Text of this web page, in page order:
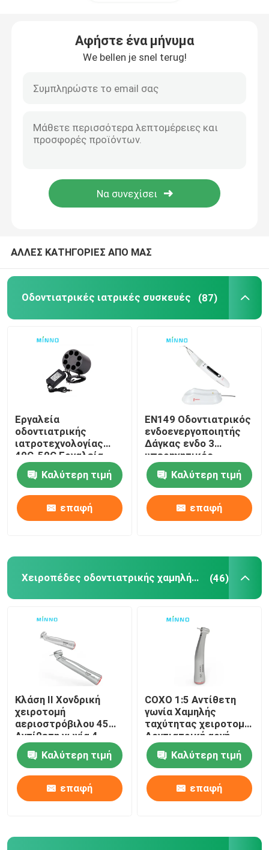
Οδοντιατρική μικροκινητική
Ενέτρηση οδοντικής αναισθησίας
Οδοντική μηχανή μοσχευμάτων
Οδοντικά εξαρτήματα
Obturation σύστημα
Αφήστε ένα μήνυμα
We bellen je snel terug!
ΑΛΛΕΣ ΚΑΤΗΓΟΡΙΕΣ ΑΠΟ ΜΑΣ
Οδοντιατρικές ιατρικές συσκευές (87)
Εργαλεία
οδοντιατρικής
ιατροτεχνολογίας
40C-50C Εργαλεία
οδοντιατρικής
ιατροτεχνίας
Καλύτερη τιμή
επαφή
EN149 Οδοντιατρικός
ενδοενεργοποιητής
Δάγκας ενδο 3
υπερηχητικός
στοματικός ποτιστής
Καλύτερη τιμή
επαφή
Χειροπέδες οδοντιατρικής χαμηλής ταχύτητας (46)
Κλάση ΙΙ Χονδρική
χειροτομή
αεριοστρόβιλου 45
Αντίθετη γωνία 4
Δρόμος
Καλύτερη τιμή
επαφή
COXO 1:5 Αντίθετη
γωνία Χαμηλής
ταχύτητας χειροτομή
Δοντιατρική αργή
χειροτομή CX235-C7-
4
Καλύτερη τιμή
επαφή